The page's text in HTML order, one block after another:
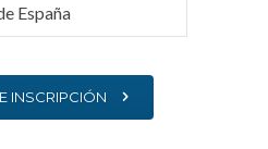
España
INSCRIPCIÓN